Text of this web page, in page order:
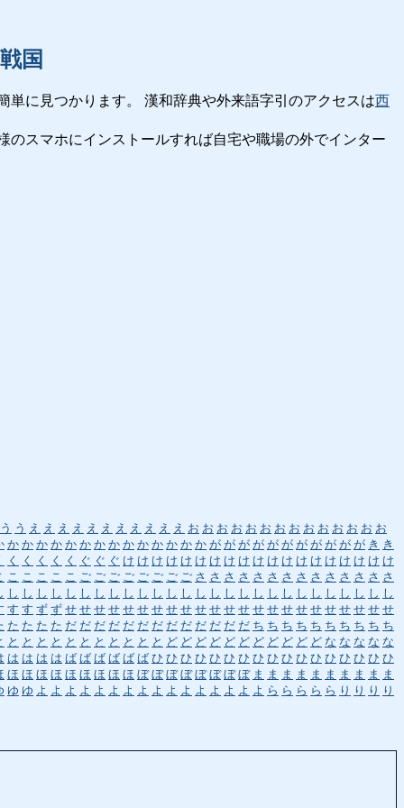
国
に見つかります。 漢和辞典や外来語字引のアクセスは西
のスマホにインストールすれば自宅や職場の外でインター
う う え え え え え え え え え え え お お お お お お お お お お お お お お
か か か か か か か か か か か か か か が が が が が が が が が が が き き
く く く く く ぐ ぐ ぐ け け け け け け け け け け け け け け け け け け け
こ こ こ こ こ ご ご ご ご ご ご ご ご さ さ さ さ さ さ さ さ さ さ さ さ さ さ
し し し し し し し し し し し し し し し し し し し し し し し し し し し
す す ず ず せ せ せ せ せ せ せ せ せ せ せ せ せ せ せ せ せ せ せ せ せ せ せ
た た た た だ だ だ だ だ だ だ だ だ だ だ だ だ ち ち ち ち ち ち ち ち ち ち
と と と と と と と と と と と ど ど ど ど ど ど ど ど ど ど ど な な な な な
は は は は ば ば ば ば ば ば ひ ひ ひ ひ ひ ひ ひ ひ ひ ひ ひ ひ ひ ひ ひ ひ ひ
ほ ほ ほ ほ ほ ほ ほ ほ ほ ぼ ぼ ぼ ぼ ぼ ぼ ぼ ぼ ま ま ま ま ま ま ま ま ま ま
ゆ ゆ よ よ よ よ よ よ よ よ よ よ よ よ よ よ よ よ ら ら ら ら ら り り り り